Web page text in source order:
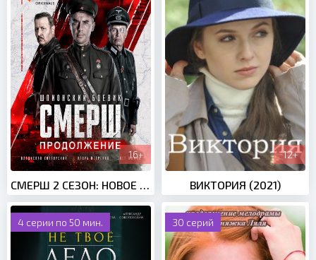
16+
СМЕРШ 2 СЕЗОН: НОВОЕ (2021)
12+
ВИКТОРИЯ (2021)
4 серии по 50 мин. 30 серий